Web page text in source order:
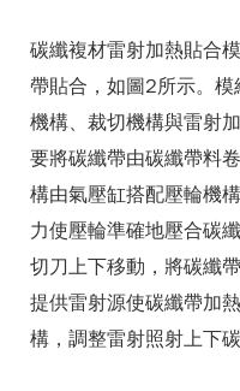
碳纖複材雷射加熱貼合
帶貼合，如圖2所示。
機構、裁切機構與雷射
要將碳纖帶由碳纖帶料
構由氣壓缸搭配壓輪機
力使壓輪準確地壓合碳
切刀上下移動，將碳纖
提供雷射源使碳纖帶加
構，調整雷射照射上下碳